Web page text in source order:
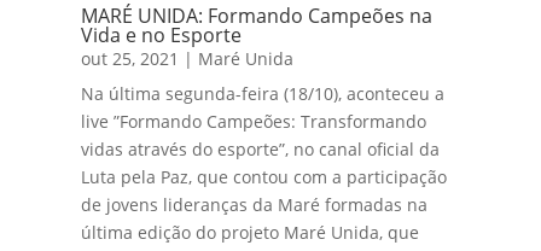
MARÉ UNIDA: Formando Campeões na
Vida e no Esporte
out 25, 2021 | Maré Unida
Na última segunda-feira (18/10), aconteceu a
live ”Formando Campeões: Transformando
vidas através do esporte”, no canal oficial da
Luta pela Paz, que contou com a participação
de jovens lideranças da Maré formadas na
última edição do projeto Maré Unida, que